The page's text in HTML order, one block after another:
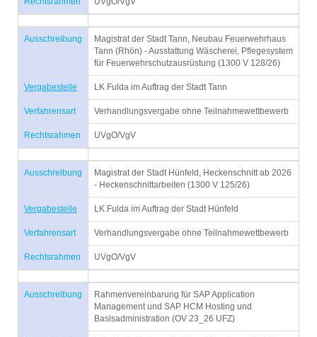
Ausschreibung
Magistrat der Stadt Tann, Neubau Feuerwehrhaus
Tann (Rhön) - Ausstattung Wäscherei, Pflegesystem
für Feuerwehrschutzausrüstung (1300 V 128/26)
Vergabestelle LK Fulda im Auftrag der Stadt Tann
Verfahrensart Verhandlungsvergabe ohne Teilnahmewettbewerb
Rechtsrahmen UVgO/VgV
Ausschreibung
Magistrat der Stadt Hünfeld, Heckenschnitt ab 2026
- Heckenschnittarbeiten (1300 V 125/26)
Vergabestelle LK Fulda im Auftrag der Stadt Hünfeld
Verfahrensart Verhandlungsvergabe ohne Teilnahmewettbewerb
Rechtsrahmen UVgO/VgV
Ausschreibung
Rahmenvereinbarung für SAP Application
Management und SAP HCM Hosting und
Basisadministration (OV 23_26 UFZ)